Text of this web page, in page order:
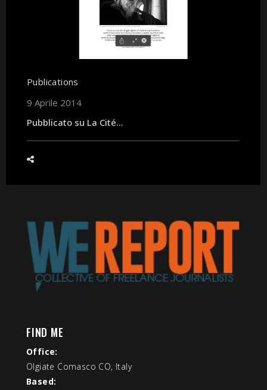
Publications
9 Aprile 2014
Pubblicato su La Cité...
FIND ME
Office:
Olgiate Comasco CO, Italy
Based: